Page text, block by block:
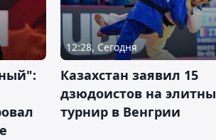
12:28, Сегодня
Казахстан заявил 15
дзюдоистов на
турнир в Венгрии